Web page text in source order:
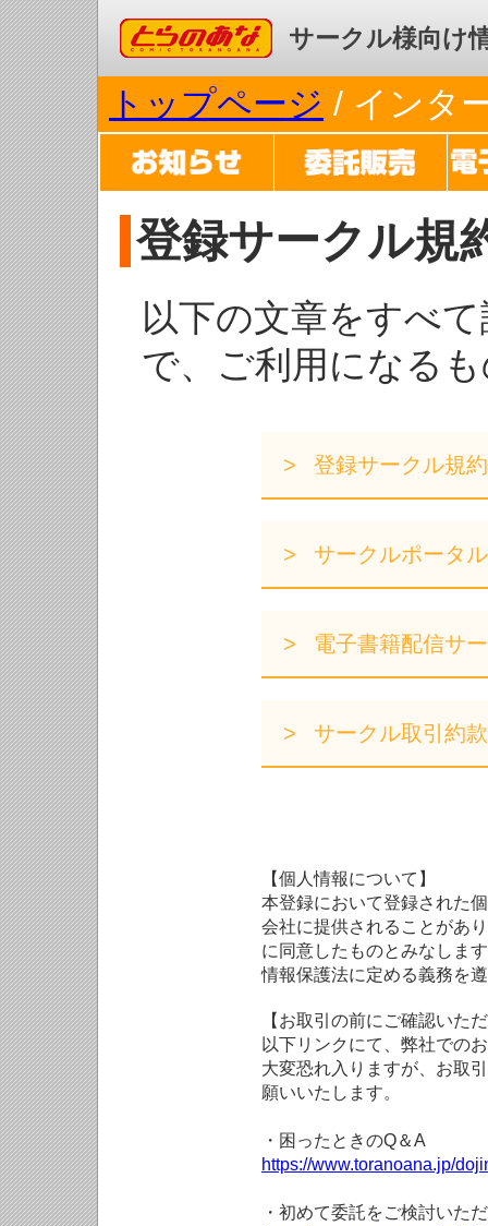
コミックとらのあな サークル様向け
トップページ / インタ
登録サークル規
以下の文章をすべ
で、ご利用になる
登録サークル規約
サークルポータ
電子書籍配信サ
サークル取引約款
【個人情報について】
本登録において登録された
会社に提供されることがあ
に同意したものとみなしま
情報保護法に定める義務を
【お取引の前にご確認いた
以下リンクにて、弊社での
大変恐れ入りますが、お取
願いいたします。
・困ったときのQ＆A
https://www.toranoana.jp/
・初めて委託をご検討いた